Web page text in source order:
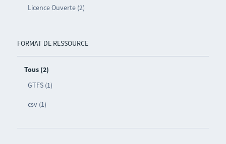
Licence Ouverte (2)
FORMAT DE RESSOURCE
Tous (2)
GTFS (1)
csv (1)